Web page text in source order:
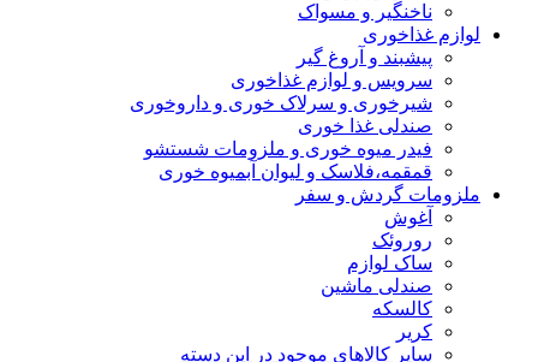
ناخنگیر و مسواک
لوازم غذاخوری
پیشبند و آروغ گیر
سرویس و لوازم غذاخوری
شیرخوری و سرلاک خوری و داروخوری
صندلی غذا خوری
فیدر میوه خوری و ملزومات شستشو
قمقمه،فلاسک و لیوان آبمیوه خوری
ملزومات گردش و سفر
آغوش
روروئک
ساک لوازم
صندلی ماشین
کالسکه
کریر
سایر کالاهای موجود در این دسته